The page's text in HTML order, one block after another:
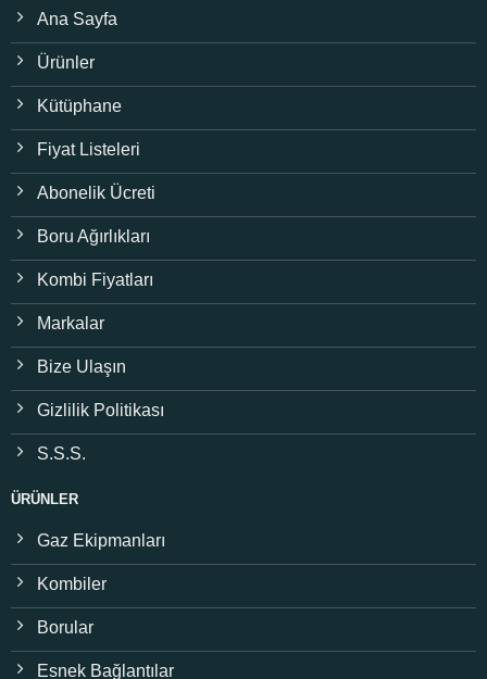
Ana Sayfa
Ürünler
Kütüphane
Fiyat Listeleri
Abonelik Ücreti
Boru Ağırlıkları
Kombi Fiyatları
Markalar
Bize Ulaşın
Gizlilik Politikası
S.S.S.
ÜRÜNLER
Gaz Ekipmanları
Kombiler
Borular
Esnek Bağlantılar